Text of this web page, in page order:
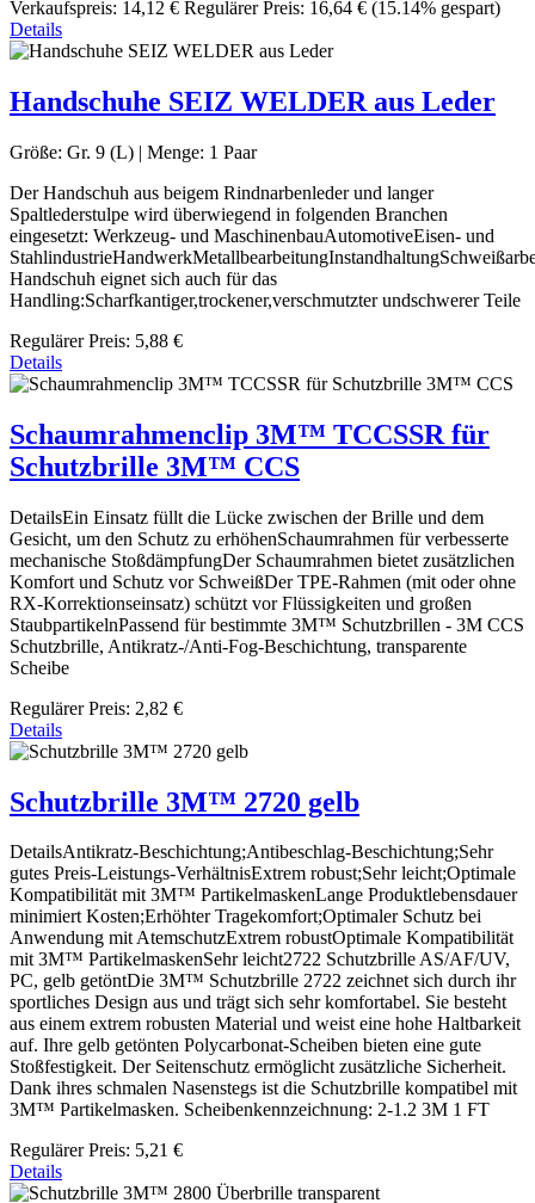
Verkaufspreis: 14,12 € Regulärer Preis: 16,64 € (15.14% gespart)
Details
Handschuhe SEIZ WELDER aus Leder
Größe: Gr. 9 (L) | Menge: 1 Paar
Der Handschuh aus beigem Rindnarbenleder und langer
Spaltlederstulpe wird überwiegend in folgenden Branchen
eingesetzt: Werkzeug- und MaschinenbauAutomotiveEisen- und
Handschuh eignet sich auch für das
Handling:Scharfkantiger,trockener,verschmutzter undschwerer Teile
Regulärer Preis: 5,88 €
Details
Schaumrahmenclip 3M™ TCCSSR für
Schutzbrille 3M™ CCS
DetailsEin Einsatz füllt die Lücke zwischen der Brille und dem
Gesicht, um den Schutz zu erhöhenSchaumrahmen für verbesserte
mechanische StoßdämpfungDer Schaumrahmen bietet zusätzlichen
Komfort und Schutz vor SchweißDer TPE-Rahmen (mit oder ohne
RX-Korrektionseinsatz) schützt vor Flüssigkeiten und großen
StaubpartikelnPassend für bestimmte 3M™ Schutzbrillen - 3M CCS
Schutzbrille, Antikratz-/Anti-Fog-Beschichtung, transparente
Scheibe
Regulärer Preis: 2,82 €
Details
Schutzbrille 3M™ 2720 gelb
DetailsAntikratz-Beschichtung;Antibeschlag-Beschichtung;Sehr
gutes Preis-Leistungs-VerhältnisExtrem robust;Sehr leicht;Optimale
Kompatibilität mit 3M™ PartikelmaskenLange Produktlebensdauer
minimiert Kosten;Erhöhter Tragekomfort;Optimaler Schutz bei
Anwendung mit AtemschutzExtrem robustOptimale Kompatibilität
mit 3M™ PartikelmaskenSehr leicht2722 Schutzbrille AS/AF/UV,
PC, gelb getöntDie 3M™ Schutzbrille 2722 zeichnet sich durch ihr
sportliches Design aus und trägt sich sehr komfortabel. Sie besteht
aus einem extrem robusten Material und weist eine hohe Haltbarkeit
auf. Ihre gelb getönten Polycarbonat-Scheiben bieten eine gute
Stoßfestigkeit. Der Seitenschutz ermöglicht zusätzliche Sicherheit.
Dank ihres schmalen Nasenstegs ist die Schutzbrille kompatibel mit
3M™ Partikelmasken. Scheibenkennzeichnung: 2-1.2 3M 1 FT
Regulärer Preis: 5,21 €
Details